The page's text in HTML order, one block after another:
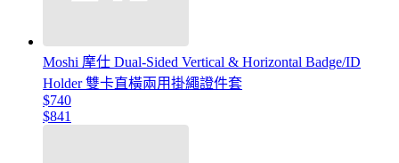
Moshi 摩仕 Dual-Sided Vertical & Horizontal Badge/ID
Holder 雙卡直橫兩用掛繩證件套
$740
$841